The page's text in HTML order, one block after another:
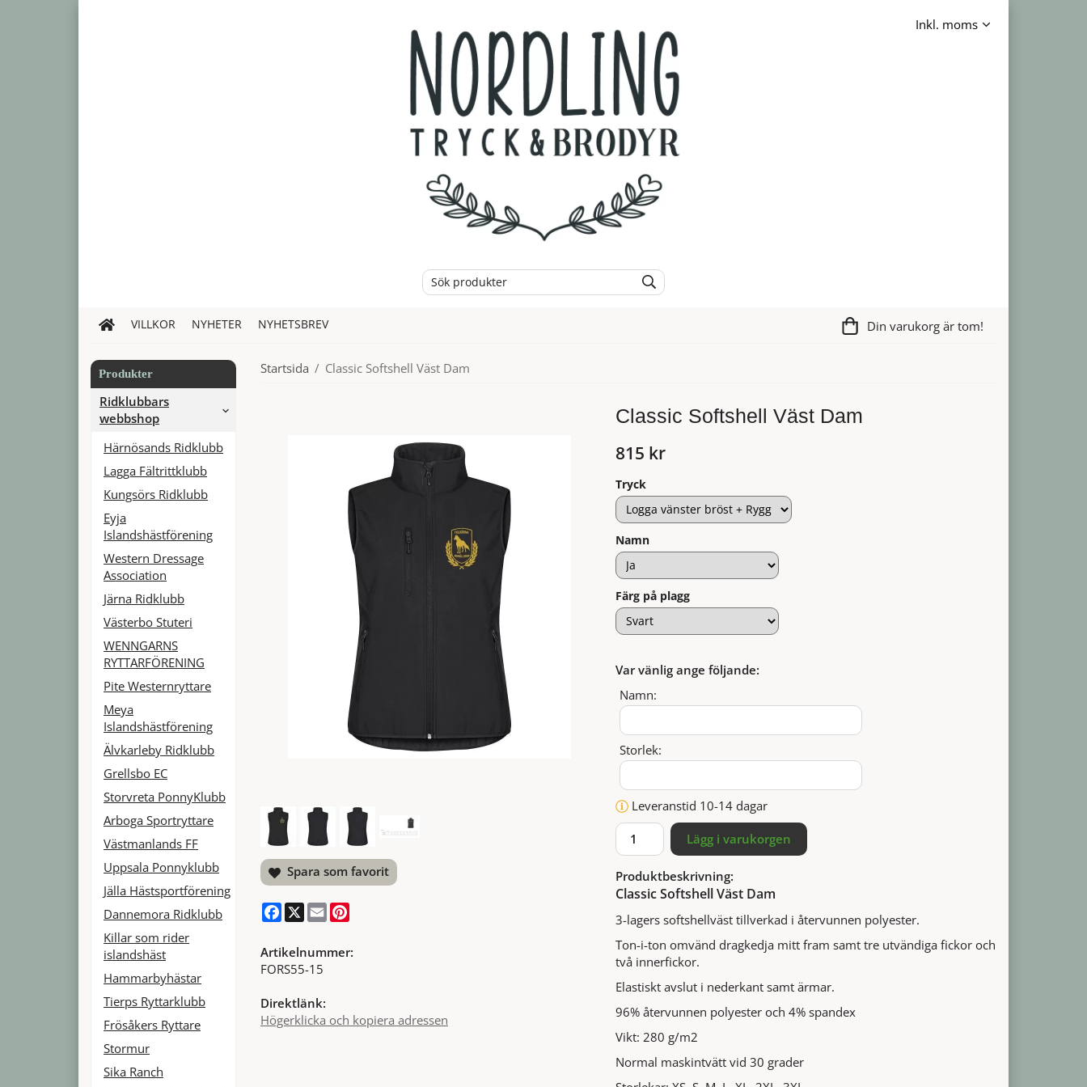
VILLKOR NYHETER NYHETSBREV Din varukorg är tom!
Produkter
Ridklubbars
webbshop
Härnösands Ridklubb
Lagga Fältrittklubb
Kungsörs Ridklubb
Eyja
Islandshästförening
Western Dressage
Association
Järna Ridklubb
Västerbo Stuteri
WENNGARNS
RYTTARFÖRENING
Pite Westernryttare
Meya
Islandshästförening
Älvkarleby Ridklubb
Grellsbo EC
Storvreta PonnyKlubb
Arboga Sportryttare
Västmanlands FF
Uppsala Ponnyklubb
Jälla Hästsportförening
Dannemora Ridklubb
Killar som rider
islandshäst
Hammarbyhästar
Tierps Ryttarklubb
Frösåkers Ryttare
Stormur
Sika Ranch
Startsida / Classic Softshell Väst Dam
Classic Softshell Väst Dam
815 kr
Tryck
Namn
Färg på plagg
Var vänlig ange följande:
Namn:
Storlek:
Leveranstid 10-14 dagar
Lägg i varukorgen
Produktbeskrivning:
Classic Softshell Väst Dam
3-lagers softshellväst tillverkad i återvunnen polyester.
Ton-i-ton omvänd dragkedja mitt fram samt tre utvändiga fickor och
två innerfickor.
Elastiskt avslut i nederkant samt ärmar.
96% återvunnen polyester och 4% spandex
Vikt: 280 g/m2
Normal maskintvätt vid 30 grader
Spara som favorit
Facebook
X Email
Artikelnummer:
FORS55-15
Direktlänk:
Högerklicka och kopiera adressen